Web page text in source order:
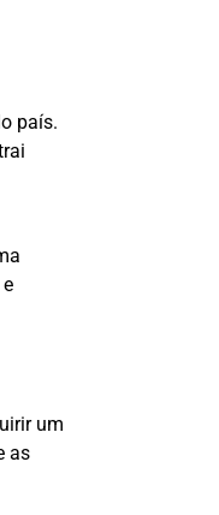
país.
um
as